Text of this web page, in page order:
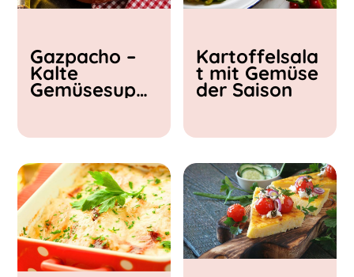
< 15 min
15 - 30 min
30 - 60 min
Gazpacho –
Kalte
Gemüsesupp
Kartoffelsala
t mit Gemüse
der Saison